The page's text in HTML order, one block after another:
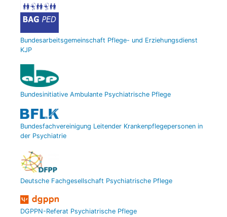
Bundesarbeitsgemeinschaft Pflege- und Erziehungsdienst
KJP
Bundesinitiative Ambulante Psychiatrische Pflege
Bundesfachvereinigung Leitender Krankenpflegepersonen in
der Psychiatrie
Deutsche Fachgesellschaft Psychiatrische Pflege
DGPPN-Referat Psychiatrische Pflege